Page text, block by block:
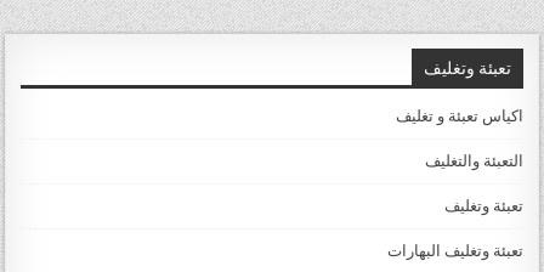
تعبئة وتغليف
اكياس تعبئة و تغليف
التعبئة والتغليف
تعبئة وتغليف
تعبئة وتغليف البهارات